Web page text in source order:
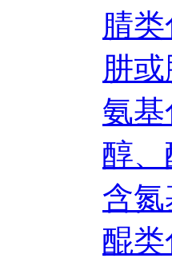
腈
肼
氨基
醇
含
醌类